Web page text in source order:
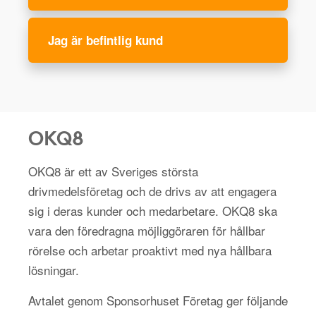
Jag är befintlig kund
OKQ8
OKQ8 är ett av Sveriges största
drivmedelsföretag och de drivs av att engagera
sig i deras kunder och medarbetare. OKQ8 ska
vara den föredragna möjliggöraren för hållbar
rörelse och arbetar proaktivt med nya hållbara
lösningar.
Avtalet genom Sponsorhuset Företag ger följande